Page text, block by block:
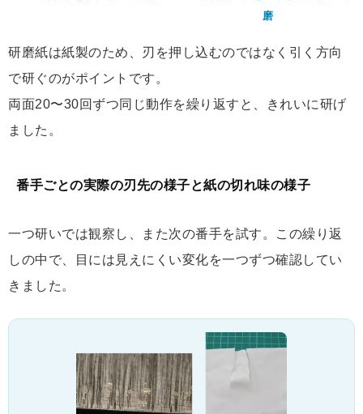
磨
研磨紙は紙製のため、刃を押し込むのではなく引く方向
で研ぐのがポイントです。
両面20〜30回ずつ同じ動作を繰り返すと、きれいに研げ
ました。
番手ごとの実際の刃先の様子と紙の切れ味の様子
一つ研いでは観察し、また次の番手を試す。この繰り返
しの中で、目には見えにくい変化を一つずつ確認してい
きました。